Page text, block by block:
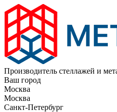
Производитель стеллажей и
Ваш город
Москва
Москва
Санкт-Петербург